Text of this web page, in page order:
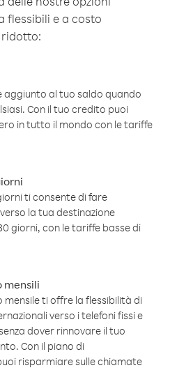
flessibili e a costo
ridotto:
aggiunto al tuo saldo quando
Con il tuo credito puoi
in tutto il mondo con le tariffe
ti consente di fare
la tua destinazione
giorni, con le tariffe basse di
mensili
ti offre la flessibilità di
verso i telefoni fissi e
dover rinnovare il tuo
Con il piano di
risparmiare sulle chiamate